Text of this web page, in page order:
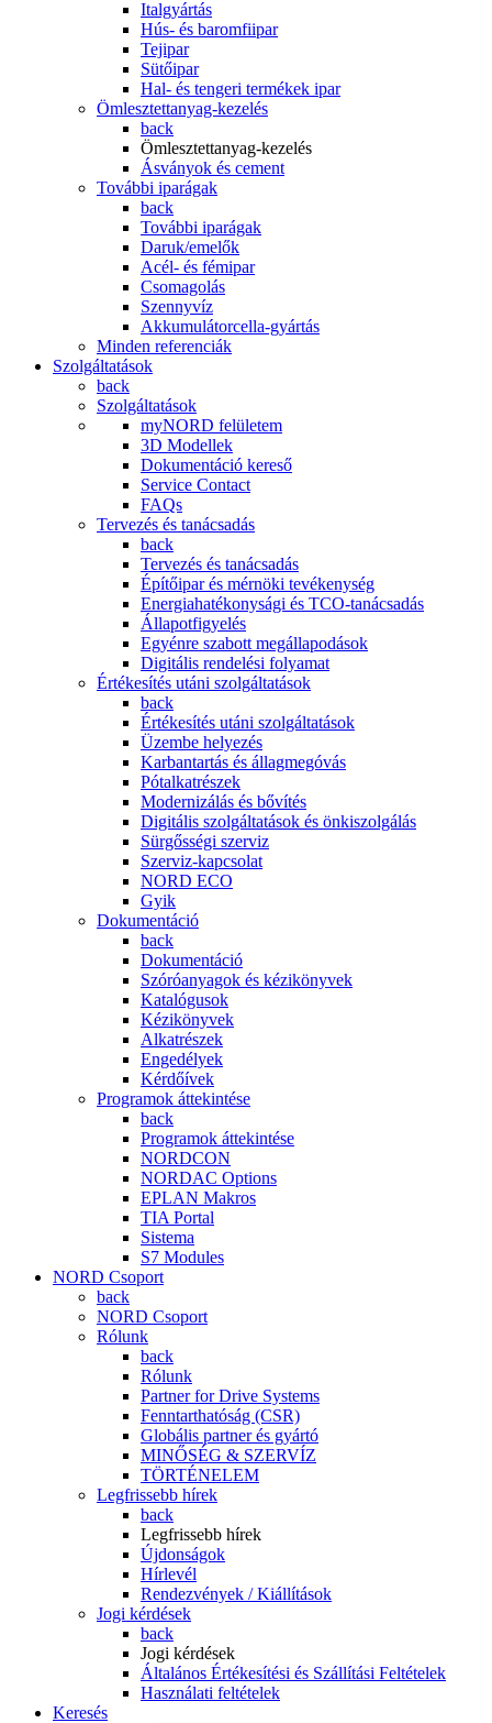
Italgyártás
Hús- és baromfiipar
Tejipar
Sütőipar
Hal- és tengeri termékek ipar
Ömlesztettanyag-kezelés
back
Ömlesztettanyag-kezelés
Ásványok és cement
További iparágak
back
További iparágak
Daruk/emelők
Acél- és fémipar
Csomagolás
Szennyvíz
Akkumulátorcella-gyártás
Minden referenciák
Szolgáltatások
back
Szolgáltatások
myNORD felületem
3D Modellek
Dokumentáció kereső
Service Contact
FAQs
Tervezés és tanácsadás
back
Tervezés és tanácsadás
Építőipar és mérnöki tevékenység
Energiahatékonysági és TCO-tanácsadás
Állapotfigyelés
Egyénre szabott megállapodások
Digitális rendelési folyamat
Értékesítés utáni szolgáltatások
back
Értékesítés utáni szolgáltatások
Üzembe helyezés
Karbantartás és állagmegóvás
Pótalkatrészek
Modernizálás és bővítés
Digitális szolgáltatások és önkiszolgálás
Sürgősségi szerviz
Szerviz-kapcsolat
NORD ECO
Gyik
Dokumentáció
back
Dokumentáció
Szóróanyagok és kézikönyvek
Katalógusok
Kézikönyvek
Alkatrészek
Engedélyek
Kérdőívek
Programok áttekintése
back
Programok áttekintése
NORDCON
NORDAC Options
EPLAN Makros
TIA Portal
Sistema
S7 Modules
NORD Csoport
back
NORD Csoport
Rólunk
back
Rólunk
Partner for Drive Systems
Fenntarthatóság (CSR)
Globális partner és gyártó
MINŐSÉG & SZERVÍZ
TÖRTÉNELEM
Legfrissebb hírek
back
Legfrissebb hírek
Újdonságok
Hírlevél
Rendezvények / Kiállítások
Jogi kérdések
back
Jogi kérdések
Általános Értékesítési és Szállítási Feltételek
Használati feltételek
Keresés